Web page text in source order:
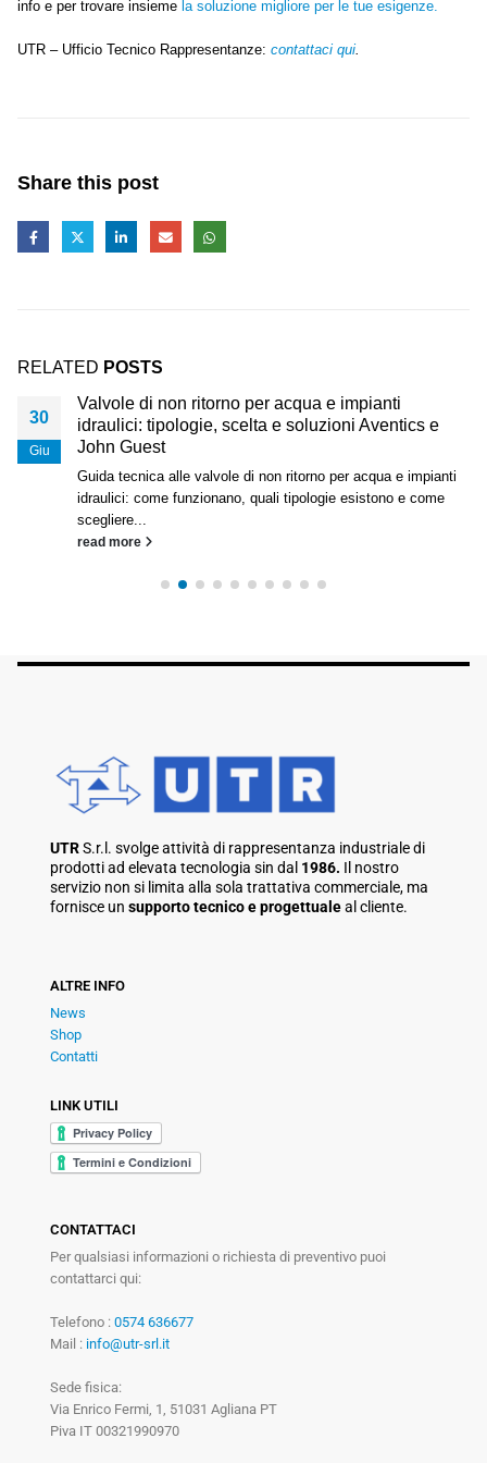
info e per trovare insieme la soluzione migliore per le tue esigenze.
UTR – Ufficio Tecnico Rappresentanze: contattaci qui.
Share this post
RELATED POSTS
30
Giu
Valvole di non ritorno per acqua e impianti
idraulici: tipologie, scelta e soluzioni Aventics e
John Guest
Guida tecnica alle valvole di non ritorno per acqua e impianti
idraulici: come funzionano, quali tipologie esistono e come
scegliere...
read more
UTRS.r.l. svolge attività di rappresentanza industriale di
prodotti ad elevata tecnologia sin dal 1986. Il nostro
servizio non si limita alla sola trattativa commerciale, ma
fornisce un supporto tecnico e progettualeal cliente.
ALTRE INFO
News
Shop
Contatti
LINK UTILI
CONTATTACI
Per qualsiasi informazioni o richiesta di preventivo puoi
contattarci qui:
Telefono : 0574 636677
Mail : info@utr-srl.it
Sede fisica:
Via Enrico Fermi, 1, 51031 Agliana PT
Piva IT 00321990970